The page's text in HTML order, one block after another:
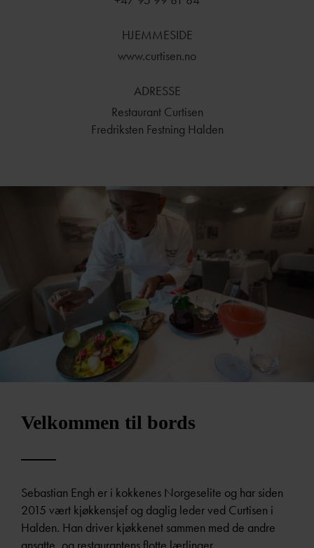
HJEMMESIDE
www.curtisen.no
ADRESSE
Restaurant Curtisen
Fredriksten Festning Halden
Velkommen til bords
Sebastian Engh er i kokkenes Norgeselite og har siden
2015 vært kjøkkensjef og daglig leder ved Curtisen i
Halden. Han driver kjøkkenet sammen med de andre